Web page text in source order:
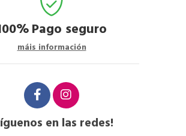
Pago seguro
máis información
en las redes!